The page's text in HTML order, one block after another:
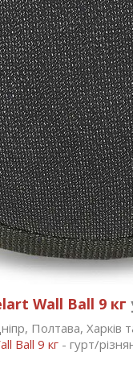
Wall Ball 9 кг
Полтава, Харків
Ball 9 кг - гурт/